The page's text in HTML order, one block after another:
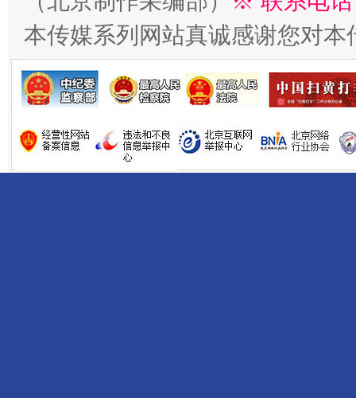
揭开“小金库”的免责幌子
本传媒系列网站真诚感谢您对